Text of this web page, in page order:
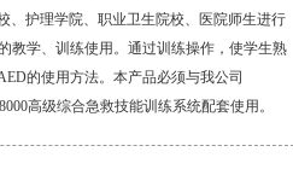
、护理学院、职业卫生院校、医院师生进行
教学、训练使用。通过训练操作，使学生熟
的使用方法。本产品必须与我公司
高级综合急救技能训练系统配套使用。